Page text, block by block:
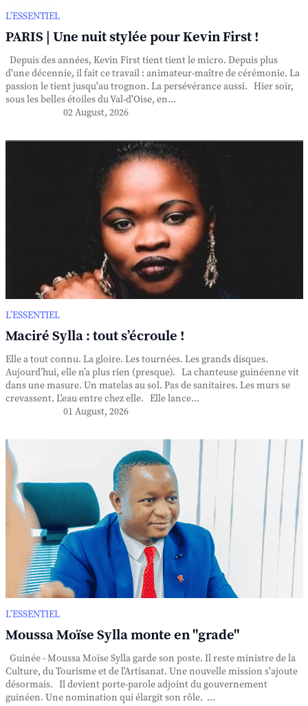
L’ESSENTIEL
PARIS | Une nuit stylée pour Kevin First !
Depuis des années, Kevin First tient tient le micro. Depuis plus
d'une décennie, il fait ce travail : animateur-maître de cérémonie. La
passion le tient jusqu'au trognon. La persévérance aussi. Hier soir,
sous les belles étoiles du Val-d'Oise, en...
02 August, 2026
L’ESSENTIEL
Maciré Sylla : tout s’écroule !
Elle a tout connu. La gloire. Les tournées. Les grands disques.
Aujourd’hui, elle n’a plus rien (presque). La chanteuse guinéenne vit
dans une masure. Un matelas au sol. Pas de sanitaires. Les murs se
crevassent. L'eau entre chez elle. Elle lance...
01 August, 2026
L’ESSENTIEL
Moussa Moïse Sylla monte en "grade"
Guinée - Moussa Moïse Sylla garde son poste. Il reste ministre de la
Culture, du Tourisme et de l'Artisanat. Une nouvelle mission s'ajoute
désormais. Il devient porte-parole adjoint du gouvernement
guinéen. Une nomination qui élargit son rôle. ...